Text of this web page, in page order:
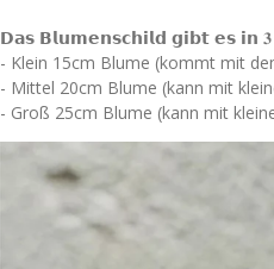
𝗗𝗮𝘀 𝗕𝗹𝘂𝗺𝗲𝗻𝘀𝗰𝗵𝗶𝗹𝗱 𝗴𝗶𝗯𝘁 𝗲𝘀 𝗶𝗻
- Klein 15cm Blume (kommt mit
- Mittel 20cm Blume (kann mit
- Groß 25cm Blume (kann mit